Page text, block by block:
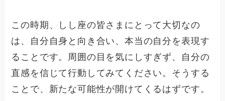
この時期、しし座の皆さまにとって大切なの
は、自分自身と向き合い、本当の自分を表現す
ることです。周囲の目を気にしすぎず、自分の
直感を信じて行動してみてください。そうする
ことで、新たな可能性が開けてくるはずです。